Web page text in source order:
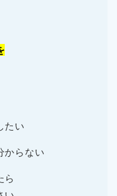
たい
からない
ら